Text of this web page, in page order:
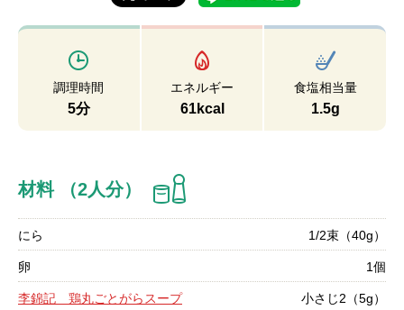
調理時間
5分
エネルギー
61kcal
食塩相当量
1.5g
材料 （2人分）
にら 1/2束（40g）
卵 1個
李錦記 鶏丸ごとがらスープ
小さじ2（5g）